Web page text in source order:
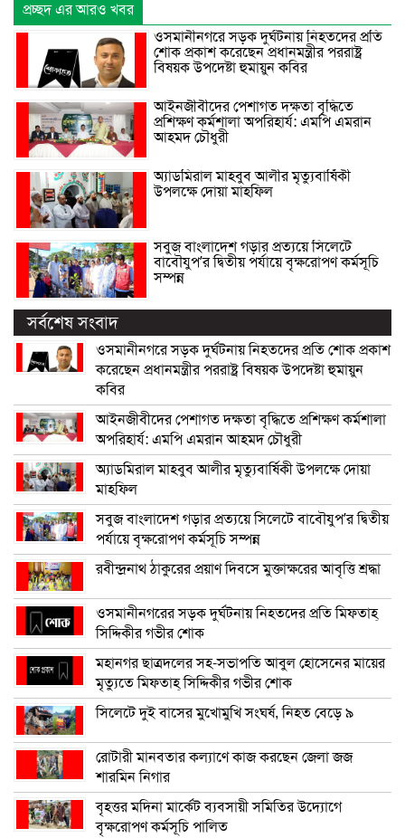
প্রচ্ছদ এর আরও খবর
ওসমানীনগরে সড়ক দুর্ঘটনায় নিহতদের প্রতি
শোক প্রকাশ করেছেন প্রধানমন্ত্রীর পররাষ্ট্র
বিষয়ক উপদেষ্টা হুমায়ুন কবির
আইনজীবীদের পেশাগত দক্ষতা বৃদ্ধিতে
প্রশিক্ষণ কর্মশালা অপরিহার্য: এমপি এমরান
আহমদ চৌধুরী
অ্যাডমিরাল মাহবুব আলীর মৃত্যুবার্ষিকী
উপলক্ষে দোয়া মাহফিল
সবুজ বাংলাদেশ গড়ার প্রত্যয়ে সিলেটে
বাবৌযুপ’র দ্বিতীয় পর্যায়ে বৃক্ষরোপণ কর্মসূচি
সম্পন্ন
সর্বশেষ সংবাদ
ওসমানীনগরে সড়ক দুর্ঘটনায় নিহতদের প্রতি শোক প্রকাশ
করেছেন প্রধানমন্ত্রীর পররাষ্ট্র বিষয়ক উপদেষ্টা হুমায়ুন
কবির
আইনজীবীদের পেশাগত দক্ষতা বৃদ্ধিতে প্রশিক্ষণ কর্মশালা
অপরিহার্য: এমপি এমরান আহমদ চৌধুরী
অ্যাডমিরাল মাহবুব আলীর মৃত্যুবার্ষিকী উপলক্ষে দোয়া
মাহফিল
সবুজ বাংলাদেশ গড়ার প্রত্যয়ে সিলেটে বাবৌযুপ’র দ্বিতীয়
পর্যায়ে বৃক্ষরোপণ কর্মসূচি সম্পন্ন
রবীন্দ্রনাথ ঠাকুরের প্রয়াণ দিবসে মুক্তাক্ষরের আবৃত্তি শ্রদ্ধা
ওসমানীনগরের সড়ক দুর্ঘটনায় নিহতদের প্রতি মিফতাহ্
সিদ্দিকীর গভীর শোক
মহানগর ছাত্রদলের সহ-সভাপতি আবুল হোসেনের মায়ের
মৃত্যুতে মিফতাহ্ সিদ্দিকীর গভীর শোক
সিলেটে দুই বাসের মুখোমুখি সংঘর্ষ, নিহত বেড়ে ৯
রোটারী মানবতার কল্যাণে কাজ করছেন জেলা জজ
শারমিন নিগার
বৃহত্তর মদিনা মার্কেট ব্যবসায়ী সমিতির উদ্যোগে
বৃক্ষরোপণ কর্মসূচি পালিত